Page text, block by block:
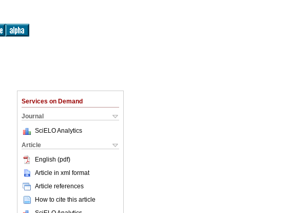
Services on Demand
Journal
SciELO Analytics
Article
English (pdf)
Article in xml format
Article references
How to cite this article